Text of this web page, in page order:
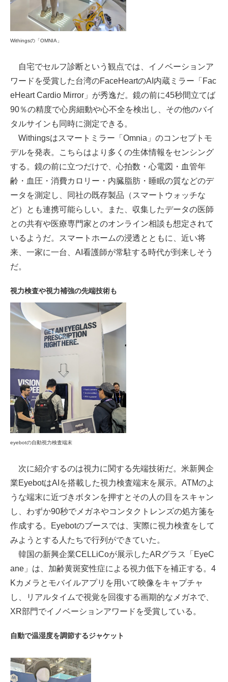
Withingsの「OMNIA」
自宅でセルフ診断という観点では、イノベーションア
ワードを受賞した台湾のFaceHeartのAI内蔵ミラー「Fac
eHeart Cardio Mirror」が秀逸だ。鏡の前に45秒間立てば
90％の精度で心房細動や心不全を検出し、その他のバイ
タルサインも同時に測定できる。
Withingsはスマートミラー「Omnia」のコンセプトモ
デルを発表。こちらはより多くの生体情報をセンシング
する。鏡の前に立つだけで、心拍数・心電図・血管年
齢・血圧・消費カロリー・内臓脂肪・睡眠の質などのデ
ータを測定し、同社の既存製品（スマートウォッチな
ど）とも連携可能らしい。また、収集したデータの医師
との共有や医療専門家とのオンライン相談も想定されて
いるようだ。スマートホームの浸透とともに、近い将
来、一家に一台、AI看護師が常駐する時代が到来しそう
だ。
視力検査や視力補強の先端技術も
eyebotの自動視力検査端末
次に紹介するのは視力に関する先端技術だ。米新興企
業EyebotはAIを搭載した視力検査端末を展示。ATMのよ
うな端末に近づきボタンを押すとその人の目をスキャン
し、わずか90秒でメガネやコンタクトレンズの処方箋を
作成する。Eyebotのブースでは、実際に視力検査をして
みようとする人たちで行列ができていた。
韓国の新興企業CELLiCoが展示したARグラス「EyeC
ane」は、加齢黄斑変性症による視力低下を補正する。4
Kカメラとモバイルアプリを用いて映像をキャプチャ
し、リアルタイムで視覚を回復する画期的なメガネで、
XR部門でイノベーションアワードを受賞している。
自動で温湿度を調節するジャケット